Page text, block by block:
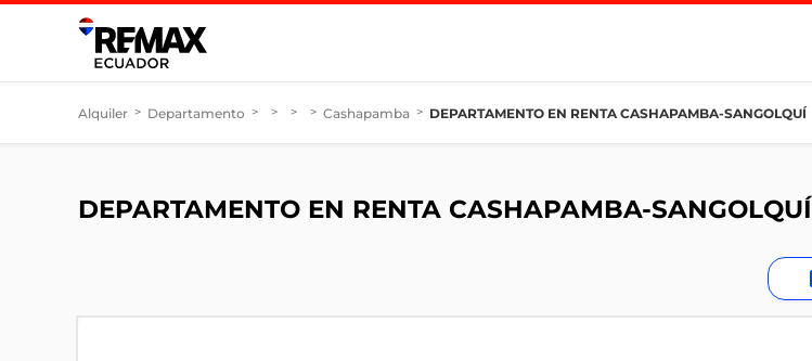
Alquiler > Departamento > > > > Cashapamba > DEPARTAMENTO EN RENTA CASHAPAMBA-SANGOLQUÍ
DEPARTAMENTO EN RENTA CASHAPAMBA-SANGOLQUÍ